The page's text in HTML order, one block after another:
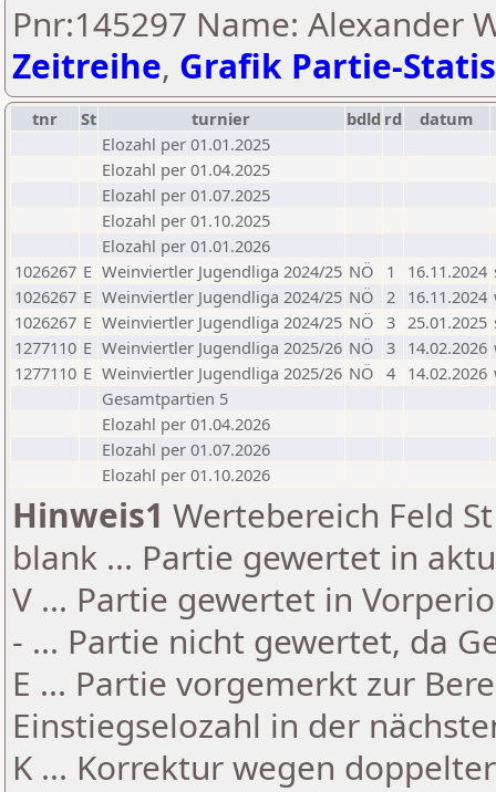
Pnr:145297 Name: Alexander
Zeitreihe, Grafik Partie-
tnr St turnier bdld rd
datum
Elozahl per 01.01.2025
Elozahl per 01.04.2025
Elozahl per 01.07.2025
Elozahl per 01.10.2025
Elozahl per 01.01.2026
1026267 E Weinviertler Jugendliga 2024/25 NÖ 1 16.11.2024
1026267 E Weinviertler Jugendliga 2024/25 NÖ 2 16.11.2024
1026267 E Weinviertler Jugendliga 2024/25 NÖ 3 25.01.2025
1277110 E Weinviertler Jugendliga 2025/26 NÖ 3 14.02.2026
1277110 E Weinviertler Jugendliga 2025/26 NÖ 4 14.02.2026
Gesamtpartien 5
Elozahl per 01.04.2026
Elozahl per 01.07.2026
Elozahl per 01.10.2026
Hinweis1 Wertebereich Feld
blank ... Partie gewertet in
V ... Partie gewertet in
- ... Partie nicht gewertet, da
E ... Partie vorgemerkt zur
Einstiegselozahl in der
K ... Korrektur wegen